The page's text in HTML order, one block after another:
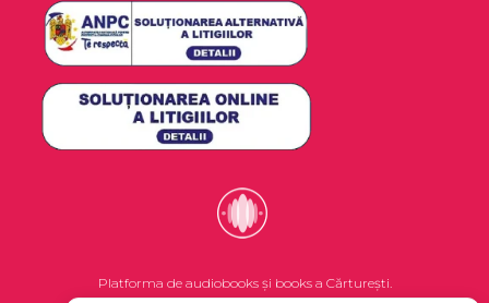
Platforma de audiobooks și books a Cărturești.